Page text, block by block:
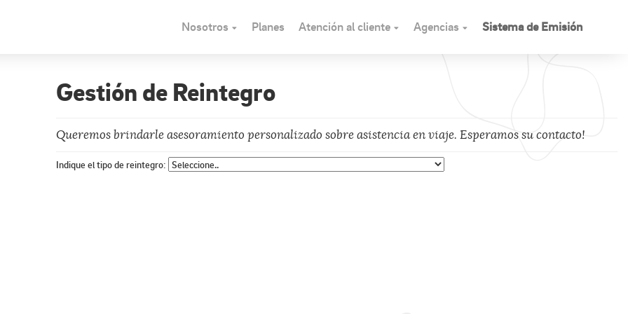
Nosotros Planes Atención al cliente Agencias Sistema de Emisión
Gestión de Reintegro
Queremos brindarle asesoramiento personalizado sobre asistencia en viaje. Esperamos su contacto!
Indique el tipo de reintegro: